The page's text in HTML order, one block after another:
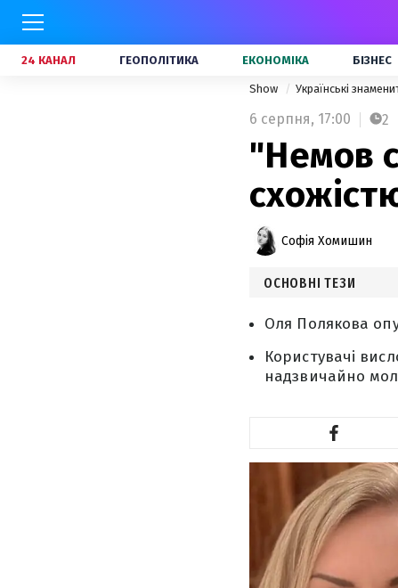
24 КАНАЛ ГЕОПОЛІТИКА ЕКОНОМІКА БІЗНЕС
Show Українські
6 серпня, 17:00 2
"Немов
Софія Хомишин
ОСНОВНІ ТЕЗИ
Оля Полякова
Користувачі
надзвичайно